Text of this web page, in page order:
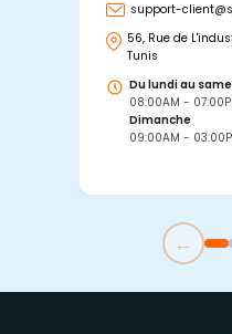
support-
56, Rue de
Tunis
Du lundi au
08:00AM -
Dimanche
09:00AM -
←